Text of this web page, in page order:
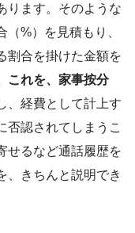
ります。そのような
%）を見積もり、
割合を掛けた金額を
これを、家事按分
、経費として計上す
否認されてしまうこ
せるなど通話履歴を
、きちんと説明でき